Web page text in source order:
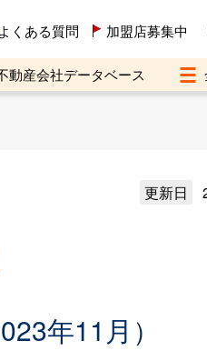
よくある質問 加盟店募集中
動産会社データベース
更新日
年11月）